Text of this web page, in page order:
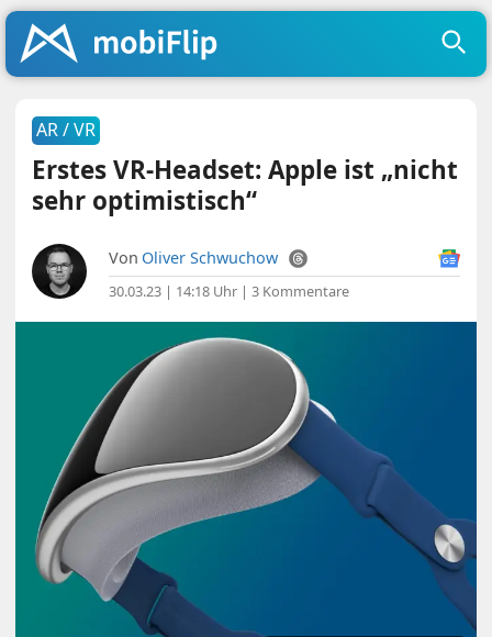
AR / VR
Erstes VR-Headset: Apple ist „nicht
sehr optimistisch“
Von Oliver Schwuchow
30.03.23 | 14:18 Uhr |3 Kommentare